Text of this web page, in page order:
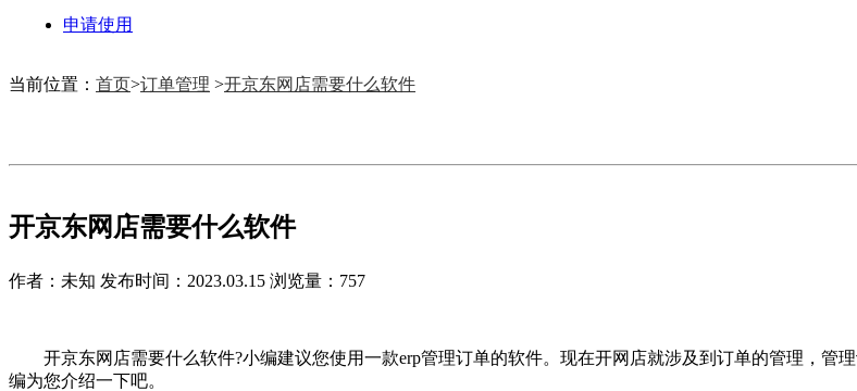
申请使用
当前位置： 首页>订单管理 >开京东网店需要什么软件
开京东网店需要什么软件
作者：未知 发布时间：2023.03.15 浏览量：757
开京东网店需要什么软件?小编建议您使用一款erp管理订单的软件。现在开网店就涉及到订单的管理，管
编为您介绍一下吧。